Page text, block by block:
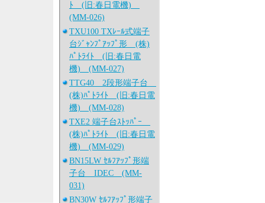
ﾄ (旧:春日電機)
(MM-026)
TXU100 TXﾚｰﾙ式端子
台ｼﾞｬﾝﾌﾟｱｯﾌﾟ形 (株)
ﾊﾟﾄﾗｲﾄ (旧:春日電
機) (MM-027)
TTG40 2段形端子台
(株)ﾊﾟﾄﾗｲﾄ (旧:春日電
機) (MM-028)
TXE2 端子台ｽﾄｯﾊﾟｰ
(株)ﾊﾟﾄﾗｲﾄ (旧:春日電
機) (MM-029)
BN15LW ｾﾙﾌｱｯﾌﾟ形端
子台 IDEC (MM-
031)
BN30W ｾﾙﾌｱｯﾌﾟ形端子